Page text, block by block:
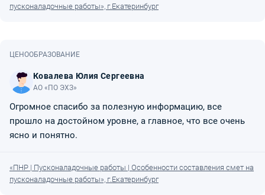
пусконаладочные работы», г.Екатеринбург
ЦЕНООБРАЗОВАНИЕ
Ковалева Юлия Сергеевна
АО «ПО ЭХЗ»
Огромное спасибо за полезную информацию, все
прошло на достойном уровне, а главное, что все очень
ясно и понятно.
«ПНР | Пусконаладочные работы | Особенности составления смет на
пусконаладочные работы», г.Екатеринбург